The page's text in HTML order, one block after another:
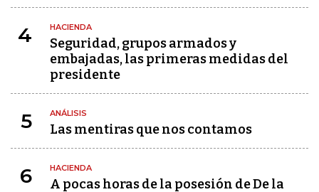
4 HACIENDA
Seguridad, grupos armados y
embajadas, las primeras medidas del
presidente
5 ANÁLISIS
Las mentiras que nos contamos
6 HACIENDA
A pocas horas de la posesión de De la